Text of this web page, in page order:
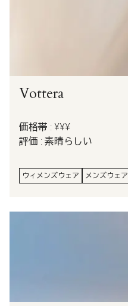
Vottera
価格帯 : ¥¥¥
評価 : 素晴らしい
ウィメンズウェア メンズウェア